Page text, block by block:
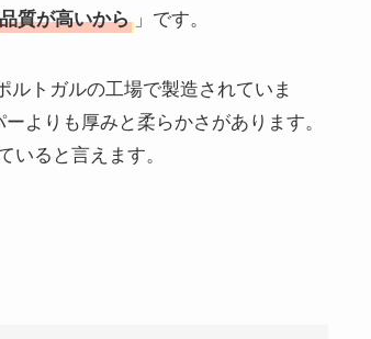
品質が高いから 」です。
トガルの工場で製造されていま
よりも厚みと柔らかさがあります。
ると言えます。